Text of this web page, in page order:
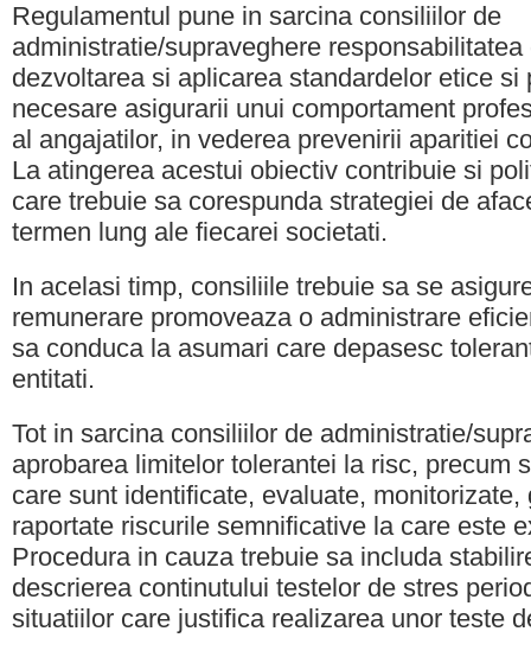
Regulamentul pune in sarcina consiliilor de
administratie/supraveghere
dezvoltarea si aplicarea standardelor etice si
necesare asigurarii unui comportament
al angajatilor, in vederea prevenirii aparitiei
La atingerea acestui obiectiv contribuie si
care trebuie sa corespunda strategiei de
termen lung ale fiecarei societati.
In acelasi timp, consiliile trebuie sa se
remunerare promoveaza o administrare
sa conduca la asumari care depasesc
entitati.
Tot in sarcina consiliilor de administratie/
aprobarea limitelor tolerantei la risc, precum
care sunt identificate, evaluate, monitorizate,
raportate riscurile semnificative la care este
Procedura in cauza trebuie sa includa
descrierea continutului testelor de stres
situatiilor care justifica realizarea unor teste